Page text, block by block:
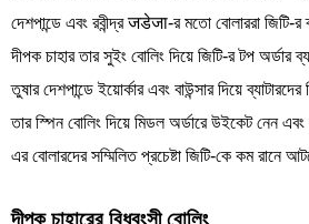
দেশপান্ডে এবং রবীন্দ্র जडेजा-র মতো বোলাররা জিটি-র
দীপক চাহার তার সুইং বোলিং দিয়ে জিটি-র টপ
তুষার দেশপান্ডে ইয়োর্কার এবং বাউন্সার দিয়ে
তার স্পিন বোলিং দিয়ে মিডল অর্ডারে উইকেট নেন এবং
এর বোলারদের সম্মিলিত প্রচেষ্টা জিটি-কে কম রানে
দীপক চাহারের বিধ্বংসী বোলিং